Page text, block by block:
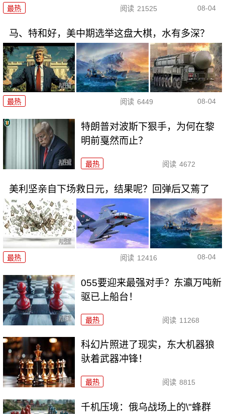
最热 阅读 21525 08-04
马、特和好，美中期选举这盘大棋，水有多深？
最热 阅读 6449 08-04
特朗普对波斯下狠手，为何在黎
明前戛然而止？
最热 阅读 4672
美利坚亲自下场救日元，结果呢？回弹后又蔫了
最热 阅读 12416 08-04
055要迎来最强对手？东瀛万吨新
驱已上船台！
最热 阅读 11268
科幻片照进了现实，东大机器狼
驮着武器冲锋！
最热 阅读 8815
千机压境：俄乌战场上的\"蜂群